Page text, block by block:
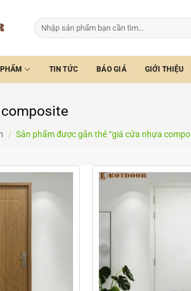
Tìm
kiếm:
TIN TỨC BÁO GIÁ GIỚI THIỆU
/ Sản phẩm được gắn thẻ “giá cửa nhựa